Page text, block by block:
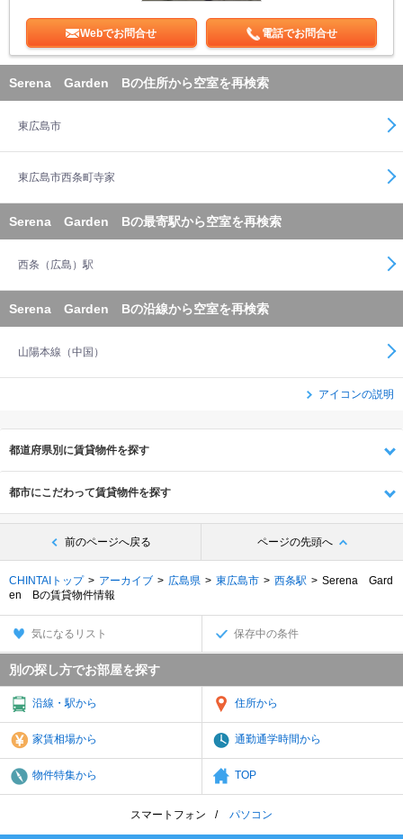
Webでお問合せ 電話でお問合せ
Serena Garden Bの住所から空室を再検索
東広島市
東広島市西条町寺家
Serena Garden Bの最寄駅から空室を再検索
西条（広島）駅
Serena Garden Bの沿線から空室を再検索
山陽本線（中国）
アイコンの説明
都道府県別に賃貸物件を探す
都市にこだわって賃貸物件を探す
前のページへ戻る ページの先頭へ
CHINTAIトップ アーカイブ 広島県 東広島市 西条駅
Serena Gard
en Bの賃貸物件情報
気になるリスト 保存中の条件
別の探し方でお部屋を探す
沿線・駅から 住所から
家賃相場から 通勤通学時間から
物件特集から TOP
スマートフォン パソコン